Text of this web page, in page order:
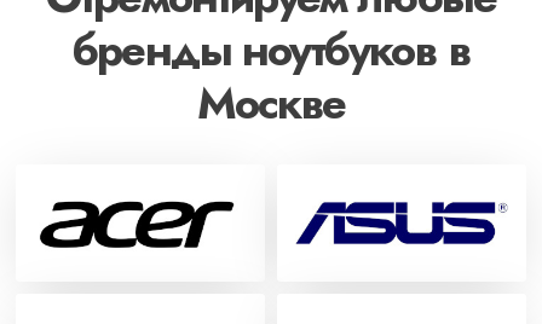
бренды ноутбуков в
Москве